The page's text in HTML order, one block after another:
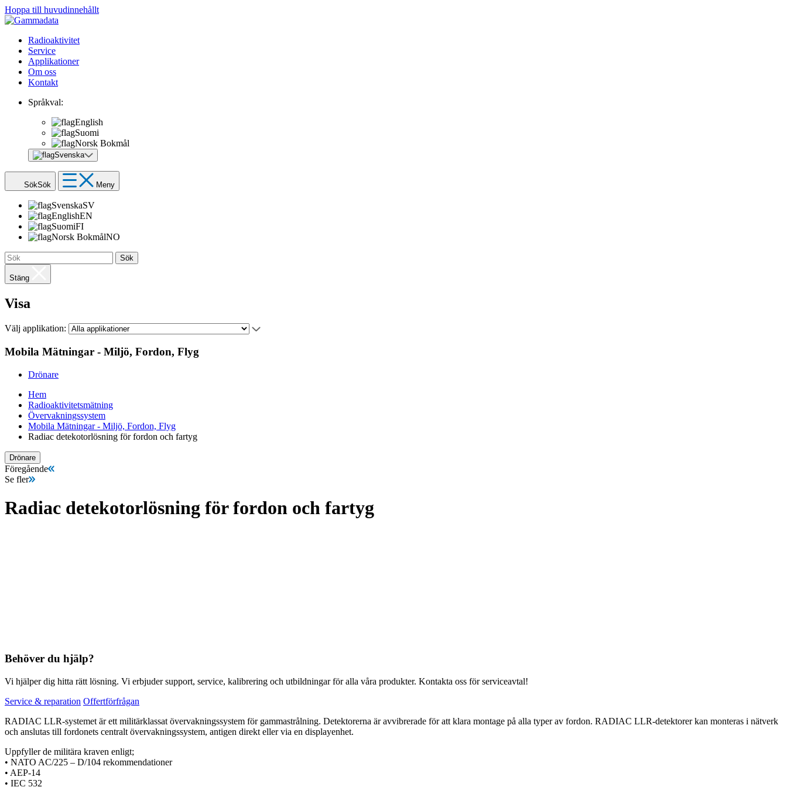
Hoppa till huvudinnehållt
Radioaktivitet
Service
Applikationer
Om oss
Kontakt
Språkval:
English
Suomi
Norsk Bokmål
Svenska
SökSök Meny
SvenskaSV
EnglishEN
SuomiFI
Norsk BokmålNO
Sök
Stäng
Visa
Välj applikation:
Mobila Mätningar - Miljö, Fordon, Flyg
Drönare
Hem
Radioaktivitetsmätning
Övervakningssystem
Mobila Mätningar - Miljö, Fordon, Flyg
Radiac detekotorlösning för fordon och fartyg
Drönare
Föregående
Se fler
Radiac detekotorlösning för fordon och fartyg
Behöver du hjälp?
Vi hjälper dig hitta rätt lösning. Vi erbjuder support, service, kalibrering och utbildningar för alla våra produkter. Kontakta oss för serviceavtal!
Service & reparation Offertförfrågan
RADIAC LLR-systemet är ett militärklassat övervakningssystem för gammastrålning. Detektorerna är avvibrerade för att klara montage på alla typer av fordon. RADIAC LLR-detektorer kan monteras i nätverk
och anslutas till fordonets centralt övervakningssystem, antigen direkt eller via en displayenhet.
Uppfyller de militära kraven enligt;
• NATO AC/225 – D/104 rekommendationer
• AEP-14
• IEC 532